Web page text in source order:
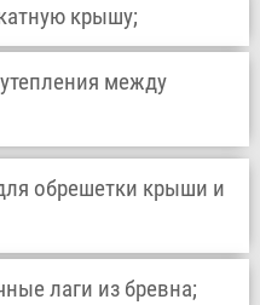
крышу;
между
обрешетки крыши и
лаги из бревна;